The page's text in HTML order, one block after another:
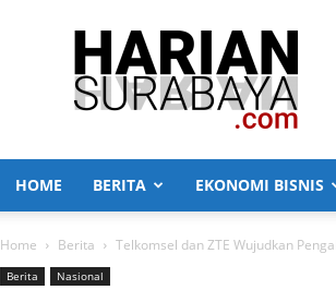
Harian
Surabaya
HOME BERITA EKONOMI BISNIS
Home Berita Telkomsel dan ZTE Wujudkan
Berita Nasional